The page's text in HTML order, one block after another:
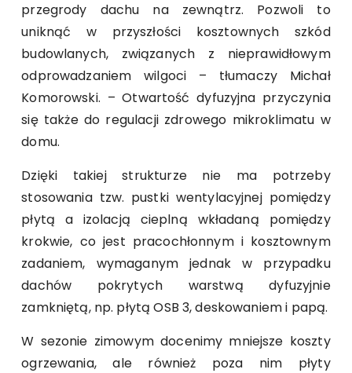
przegrody dachu na zewnątrz. Pozwoli to
uniknąć w przyszłości kosztownych szkód
budowlanych, związanych z nieprawidłowym
odprowadzaniem wilgoci – tłumaczy Michał
Komorowski. – Otwartość dyfuzyjna przyczynia
się także do regulacji zdrowego mikroklimatu w
domu.
Dzięki takiej strukturze nie ma potrzeby
stosowania tzw. pustki wentylacyjnej pomiędzy
płytą a izolacją cieplną wkładaną pomiędzy
krokwie, co jest pracochłonnym i kosztownym
zadaniem, wymaganym jednak w przypadku
dachów pokrytych warstwą dyfuzyjnie
zamkniętą, np. płytą OSB 3, deskowaniem i papą.
W sezonie zimowym docenimy mniejsze koszty
ogrzewania, ale również poza nim płyty